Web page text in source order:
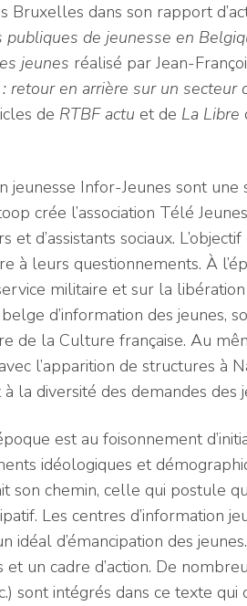
Bruxelles dans son rapport
de jeunesse en
jeunes réalisé par Jean-
retour en arrière sur un secteur
de RTBF actu et de La Libre
jeunesse Infor-Jeunes sont
crée l’association Télé
et d’assistants sociaux.
à leurs questionnements. À
militaire et sur la
d’information des jeunes,
de la Culture française. Au
l’apparition de structures à
la diversité des demandes des
est au foisonnement
idéologiques et
son chemin, celle qui postule
Les centres d’information
idéal d’émancipation des
un cadre d’action. De
sont intégrés dans ce texte qui